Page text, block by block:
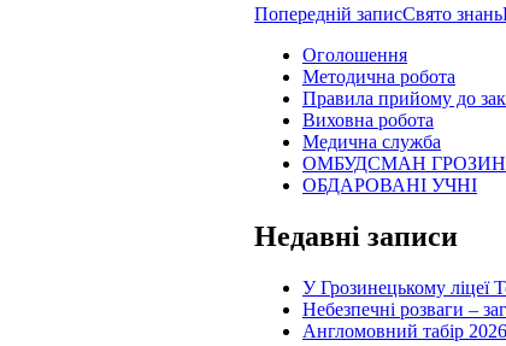
Навігація
по
записам
Попередній записСвято знань
Оголошення
Методична робота
Правила прийому до
Виховна робота
Медична служба
ОМБУДСМАН
ОБДАРОВАНІ УЧНІ
Недавні записи
У Грозинецькому ліцеї
Небезпечні розваги –
Англомовний табір 2026